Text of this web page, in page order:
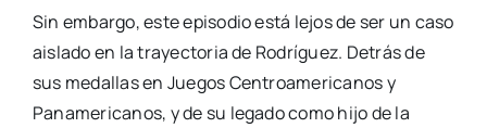
Sin embargo,este episodio está lejos de ser un caso
aislado en la trayectoria de Rodríguez. Detrás de
sus medallas en Juegos Centroamericanos y
Panamericanos, y de su legado como hijo de la